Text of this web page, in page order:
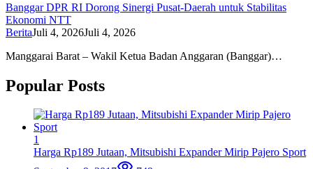
Banggar DPR RI Dorong Sinergi Pusat-Daerah untuk Stabilitas
Ekonomi NTT
BeritaJuli 4, 2026Juli 4, 2026
Manggarai Barat – Wakil Ketua Badan Anggaran (Banggar)…
Popular Posts
1
Harga Rp189 Jutaan, Mitsubishi Expander Mirip Pajero Sport